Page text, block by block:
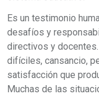
Es un testimonio
desafíos y
directivos y
difíciles, cansancio,
satisfacción que
Muchas de las